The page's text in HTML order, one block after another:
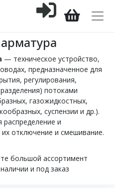
— техническое устройство,
предназначенное для
регулирования,
потоками
газожидкостных,
суспензии и др.).
и
отключение и смешивание.
большой ассортимент
и под заказ